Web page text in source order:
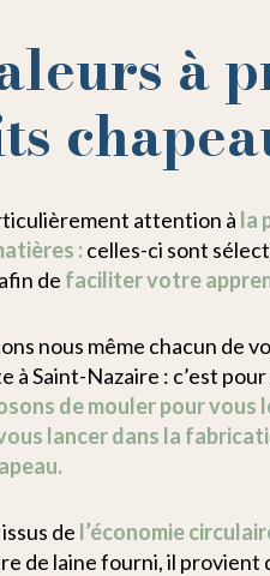
à
attention à la
:celles-ci sont
de faciliter votre
nous même chacun de
à Saint-Nazaire : c’est
de mouler pour vous
lancer dans la
de l’économie
de laine fourni, il